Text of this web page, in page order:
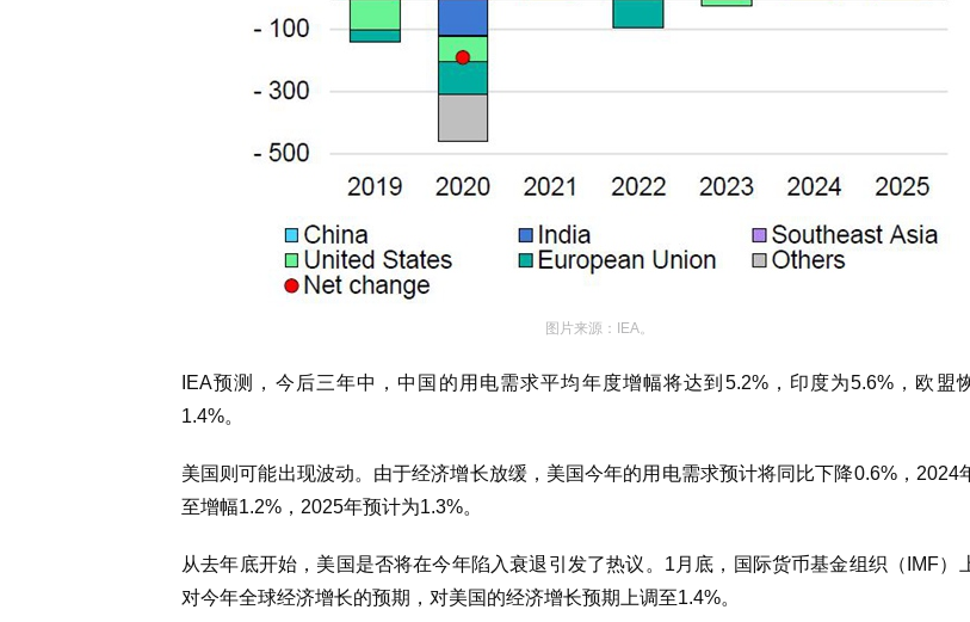
图片来源：IEA。
IEA预测，今后三年中，中国的用电需求平均年度增幅将达到5.2%，印度为5.6%，欧盟
1.4%。
美国则可能出现波动。由于经济增长放缓，美国今年的用电需求预计将同比下降0.6%，2024
至增幅1.2%，2025年预计为1.3%。
从去年底开始，美国是否将在今年陷入衰退引发了热议。1月底，国际货币基金组织（IMF）
对今年全球经济增长的预期，对美国的经济增长预期上调至1.4%。